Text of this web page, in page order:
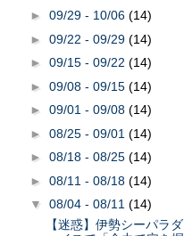
► 09/29 - 10/06 (14)
► 09/22 - 09/29 (14)
► 09/15 - 09/22 (14)
► 09/08 - 09/15 (14)
► 09/01 - 09/08 (14)
► 08/25 - 09/01 (14)
► 08/18 - 08/25 (14)
► 08/11 - 08/18 (14)
▼ 08/04 - 08/11 (14)
【迷惑】伊勢シーパラダ